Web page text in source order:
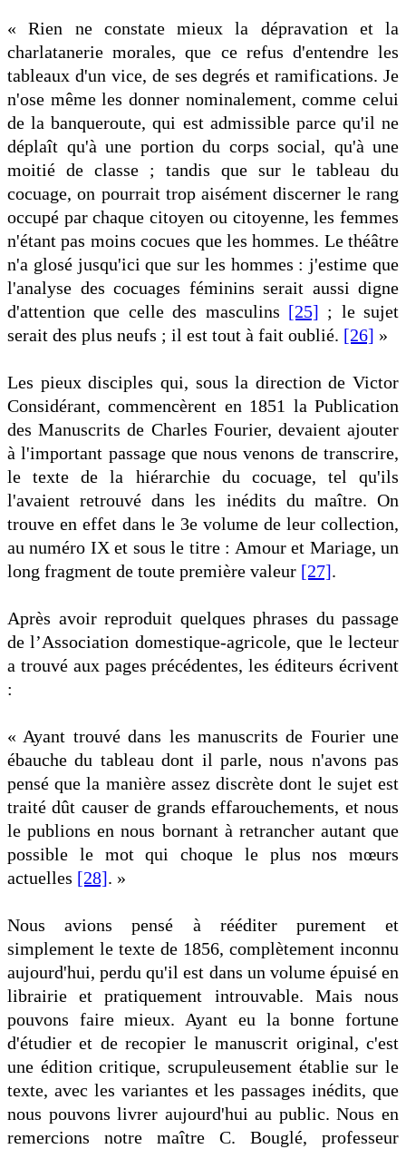
« Rien ne constate mieux la dépravation et la
charlatanerie morales, que ce refus d'entendre les
tableaux d'un vice, de ses degrés et ramifications. Je
n'ose même les donner nominalement, comme celui
de la banqueroute, qui est admissible parce qu'il ne
déplaît qu'à une portion du corps social, qu'à une
moitié de classe ; tandis que sur le tableau du
cocuage, on pourrait trop aisément discerner le rang
occupé par chaque citoyen ou citoyenne, les femmes
n'étant pas moins cocues que les hommes. Le théâtre
n'a glosé jusqu'ici que sur les hommes : j'estime que
l'analyse des cocuages féminins serait aussi digne
d'attention que celle des masculins [25] ; le sujet
serait des plus neufs ; il est tout à fait oublié. [26] »
Les pieux disciples qui, sous la direction de Victor
Considérant, commencèrent en 1851 la Publication
des Manuscrits de Charles Fourier, devaient ajouter
à l'important passage que nous venons de transcrire,
le texte de la hiérarchie du cocuage, tel qu'ils
l'avaient retrouvé dans les inédits du maître. On
trouve en effet dans le 3e volume de leur collection,
au numéro IX et sous le titre : Amour et Mariage, un
long fragment de toute première valeur [27].
Après avoir reproduit quelques phrases du passage
de l’Association domestique-agricole, que le lecteur
a trouvé aux pages précédentes, les éditeurs écrivent
:
« Ayant trouvé dans les manuscrits de Fourier une
ébauche du tableau dont il parle, nous n'avons pas
pensé que la manière assez discrète dont le sujet est
traité dût causer de grands effarouchements, et nous
le publions en nous bornant à retrancher autant que
possible le mot qui choque le plus nos mœurs
actuelles [28]. »
Nous avions pensé à rééditer purement et
simplement le texte de 1856, complètement inconnu
aujourd'hui, perdu qu'il est dans un volume épuisé en
librairie et pratiquement introuvable. Mais nous
pouvons faire mieux. Ayant eu la bonne fortune
d'étudier et de recopier le manuscrit original, c'est
une édition critique, scrupuleusement établie sur le
texte, avec les variantes et les passages inédits, que
nous pouvons livrer aujourd'hui au public. Nous en
remercions notre maître C. Bouglé, professeur